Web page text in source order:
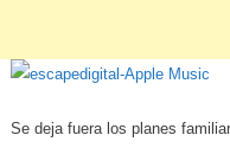
Se deja fuera los planes